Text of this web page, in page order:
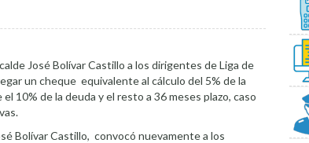
José Bolívar Castillo a los dirigentes de Liga de
un cheque equivalente al cálculo del 5% de la
10% de la deuda y el resto a 36 meses plazo, caso
Bolívar Castillo, convocó nuevamente a los